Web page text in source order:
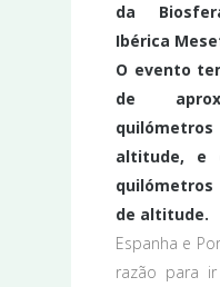
da
Ibérica
O evento
de
altitude, e
quilómetros
de altitude.
Espanha e
razão para